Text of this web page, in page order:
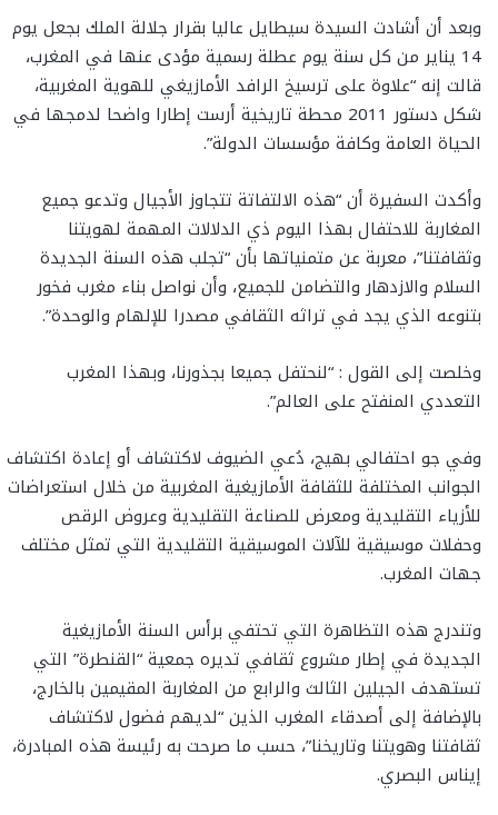
وبعد أن أشادت السيدة سيطايل عاليا بقرار جلالة الملك بجعل يوم
14 يناير من كل سنة يوم عطلة رسمية مؤدى عنها في المغرب،
قالت إنه “علاوة على ترسيخ الرافد الأمازيغي للهوية المغربية،
شكل دستور 2011 محطة تاريخية أرست إطارا واضحا لدمجها في
الحياة العامة وكافة مؤسسات الدولة”.
وأكدت السفيرة أن “هذه الالتفاتة تتجاوز الأجيال وتدعو جميع
المغاربة للاحتفال بهذا اليوم ذي الدلالات المهمة لهويتنا
وثقافتنا”، معربة عن متمنياتها بأن “تجلب هذه السنة الجديدة
السلام والازدهار والتضامن للجميع، وأن نواصل بناء مغرب فخور
بتنوعه الذي يجد في تراثه الثقافي مصدرا للإلهام والوحدة”.
وخلصت إلى القول : “لنحتفل جميعا بجذورنا، وبهذا المغرب
التعددي المنفتح على العالم”.
وفي جو احتفالي بهيج، دُعي الضيوف لاكتشاف أو إعادة اكتشاف
الجوانب المختلفة للثقافة الأمازيغية المغربية من خلال استعراضات
للأزياء التقليدية ومعرض للصناعة التقليدية وعروض الرقص
وحفلات موسيقية للآلات الموسيقية التقليدية التي تمثل مختلف
جهات المغرب.
وتندرج هذه التظاهرة التي تحتفي برأس السنة الأمازيغية
الجديدة في إطار مشروع ثقافي تديره جمعية “القنطرة” التي
تستهدف الجيلين الثالث والرابع من المغاربة المقيمين بالخارج،
بالإضافة إلى أصدقاء المغرب الذين “لديهم فضول لاكتشاف
ثقافتنا وهويتنا وتاريخنا”، حسب ما صرحت به رئيسة هذه المبادرة،
إيناس البصري.